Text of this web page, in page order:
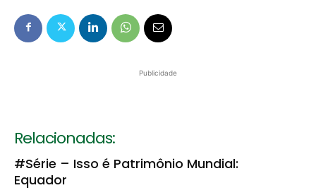
Publicidade
Relacionadas:
#Série – Isso é Patrimônio Mundial:
Equador